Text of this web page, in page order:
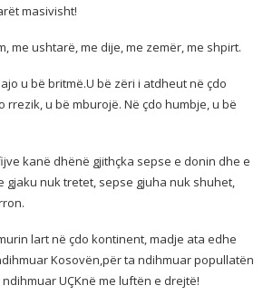
masivisht!
me ushtarë, me dije, me zemër, me shpirt.
u bë britmë.U bë zëri i atdheut në çdo
rrezik, u bë mburojë. Në çdo humbje, u bë
kanë dhënë gjithçka sepse e donin dhe e
gjaku nuk tretet, sepse gjuha nuk shuhet,
lart në çdo kontinent, madje ata edhe
Kosovën,për ta ndihmuar popullatën
UÇKnë me luftën e drejtë!